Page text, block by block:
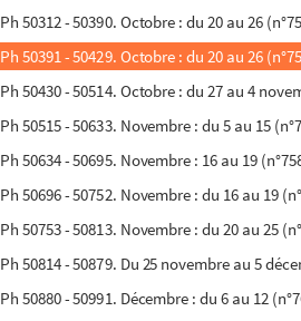
Ph 50312 - 50390. Octobre : du 20 au 26
Ph 50391 - 50429. Octobre : du 20 au 26
Ph 50430 - 50514. Octobre : du 27 au 4
Ph 50515 - 50633. Novembre : du 5 au 15
Ph 50634 - 50695. Novembre : 16 au 19
Ph 50696 - 50752. Novembre : du 16 au 19
Ph 50753 - 50813. Novembre : du 20 au 25
Ph 50814 - 50879. Du 25 novembre au 5
Ph 50880 - 50991. Décembre : du 6 au 12